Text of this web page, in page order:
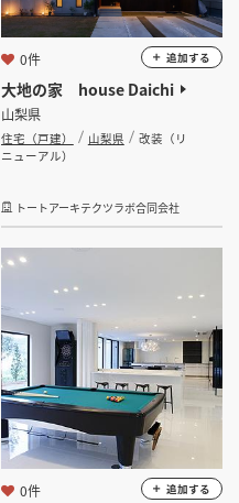
大地の家 house Daichi
山梨県
住宅（戸建） 山梨県
改装（リ
ニューアル）
トートアーキテクツラボ合同会社
0件 追加する
0件 追加する